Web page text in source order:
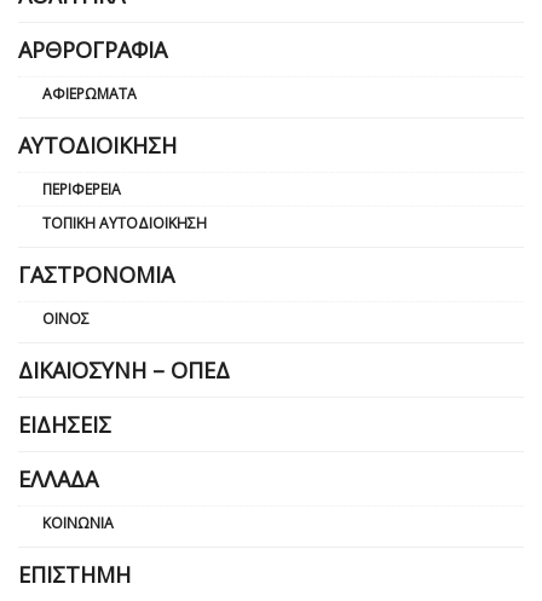
ΑΡΘΡΟΓΡΑΦΊΑ
ΑΦΙΕΡΏΜΑΤΑ
ΑΥΤΟΔΙΟΊΚΗΣΗ
ΠΕΡΙΦΈΡΕΙΑ
ΤΟΠΙΚΉ ΑΥΤΟΔΙΟΊΚΗΣΗ
ΓΑΣΤΡΟΝΟΜΊΑ
ΟΊΝΟΣ
ΔΙΚΑΙΟΣΎΝΗ – ΟΠΕΔ
ΕΙΔΉΣΕΙΣ
ΕΛΛΆΔΑ
ΚΟΙΝΩΝΊΑ
ΕΠΙΣΤΉΜΗ